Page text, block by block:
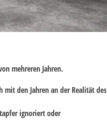
mehreren Jahren.
den Jahren an der Realität des
ignoriert oder